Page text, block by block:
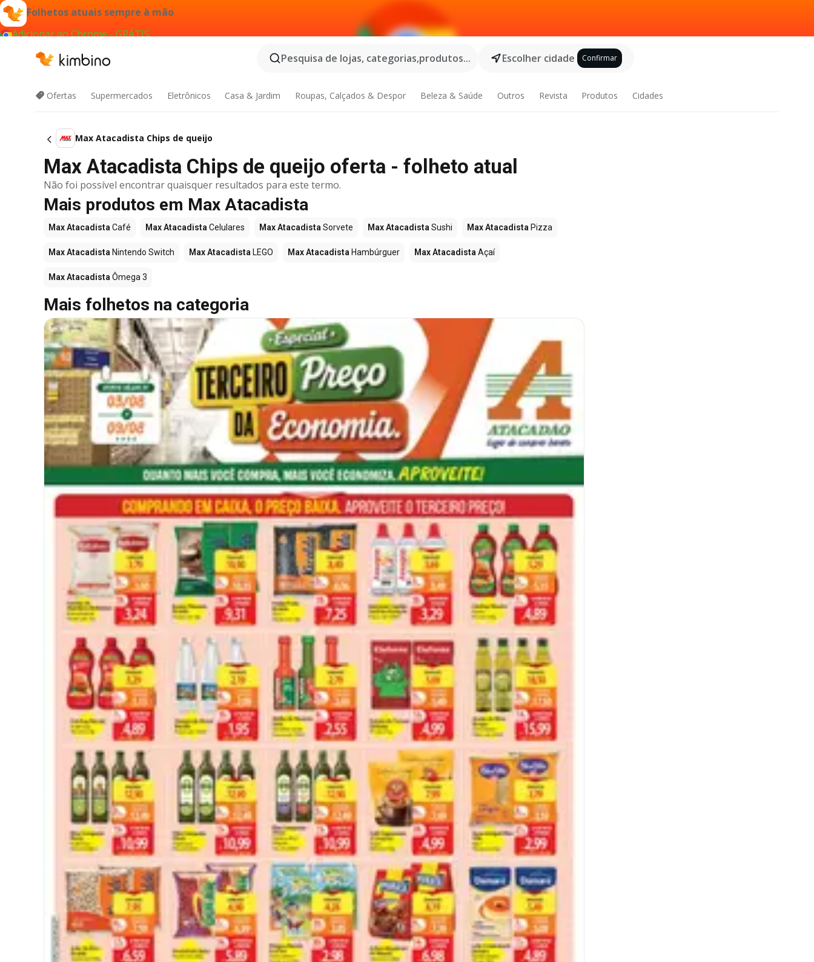
Folhetos atuais sempre à mão
Adicionar ao Chrome - GRÁTIS
Pesquisa de lojas, categorias,produtos...
Escolher cidade Confirmar
Ofertas Supermercados Eletrônicos Casa & Jardim Roupas, Calçados & Despor Beleza & Saúde Outros Revista Produtos Cidades
Max Atacadista Chips de queijo
Max Atacadista Chips de queijo oferta - folheto atual
Não foi possível encontrar quaisquer resultados para este termo.
Mais produtos em Max Atacadista
Max Atacadista Café Max Atacadista Celulares Max Atacadista Sorvete Max Atacadista Sushi Max Atacadista Pizza
Max Atacadista Nintendo Switch Max Atacadista LEGO Max Atacadista Hambúrguer Max Atacadista Açaí
Max Atacadista Ômega 3
Mais folhetos na categoria